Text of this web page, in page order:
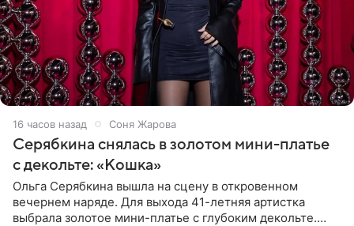
16 часов назад Соня Жарова
Серябкина снялась в золотом мини-платье
с декольте: «Кошка»
Ольга Серябкина вышла на сцену в откровенном
вечернем наряде. Для выхода 41-летняя артистка
выбрала золотое мини-платье с глубоким декольте.